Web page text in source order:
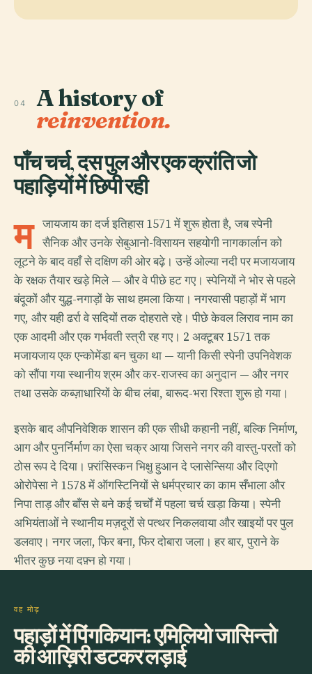
04 A history of
reinvention.
पाँच चर्च, दस पुल और एक क्रांति जो
पहाड़ियों में छिपी रही
म जायजाय का दर्ज इतिहास 1571 में शुरू होता है, जब स्पेनी
सैनिक और उनके सेबुआनो-विसायन सहयोगी नागकार्लान को
लूटने के बाद वहाँ से दक्षिण की ओर बढ़े। उन्हें ओल्या नदी पर मजायजाय
के रक्षक तैयार खड़े मिले — और वे पीछे हट गए। स्पेनियों ने भोर से पहले
बंदूकों और युद्ध-नगाड़ों के साथ हमला किया। नगरवासी पहाड़ों में भाग
गए, और यही ढर्रा वे सदियों तक दोहराते रहे। पीछे केवल लिराव नाम का
एक आदमी और एक गर्भवती स्त्री रह गए। 2 अक्टूबर 1571 तक
मजायजाय एक एन्कोमेंडा बन चुका था — यानी किसी स्पेनी उपनिवेशक
को सौंपा गया स्थानीय श्रम और कर-राजस्व का अनुदान — और नगर
तथा उसके कब्ज़ाधारियों के बीच लंबा, बारूद-भरा रिश्ता शुरू हो गया।
इसके बाद औपनिवेशिक शासन की एक सीधी कहानी नहीं, बल्कि निर्माण,
आग और पुनर्निर्माण का ऐसा चक्र आया जिसने नगर की वास्तु-परतों को
ठोस रूप दे दिया। फ़्रांसिस्कन भिक्षु हुआन दे प्लासेन्सिया और दिएगो
ओरोपेसा ने 1578 में ऑगस्टिनियों से धर्मप्रचार का काम सँभाला और
निपा ताड़ और बाँस से बने कई चर्चों में पहला चर्च खड़ा किया। स्पेनी
अभियंताओं ने स्थानीय मज़दूरों से पत्थर निकलवाया और खाइयों पर पुल
डलवाए। नगर जला, फिर बना, फिर दोबारा जला। हर बार, पुराने के
भीतर कुछ नया दफ़्न हो गया।
वह मोड़
पहाड़ों में पिंगकियान: एमिलियो जासिन्तो
की आख़िरी डटकर लड़ाई